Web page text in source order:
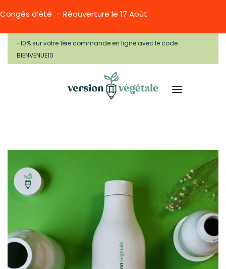
Congés d’été – Réouverture le 17 Août
-10% sur votre 1ère commande en ligne avec le code
BIENVENUE10